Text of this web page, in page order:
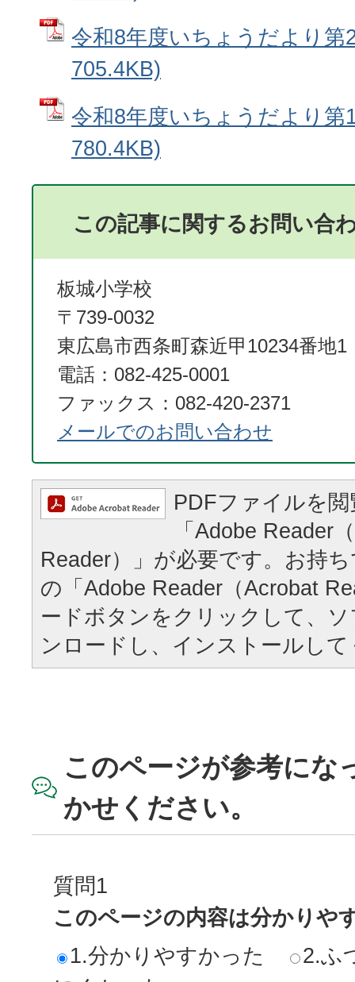
令和8年度いちょうだより第
705.4KB)
令和8年度いちょうだより第
780.4KB)
この記事に関するお問い合
板城小学校
〒739-0032
東広島市西条町森近甲10234番地1
電話：082-425-0001
ファックス：082-420-2371
メールでのお問い合わせ
PDFファイルを
「Adobe Reader
Reader）」が必要です。お持
の「Adobe Reader（Acrobat
ードボタンをクリックして、
ンロードし、インストールし
このページが参考にな
かせください。
質問1
このページの内容は分かりや
1.分かりやすかった
2.ふ